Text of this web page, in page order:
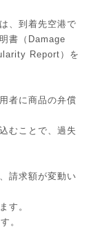
、到着先空港で
書（Damage
Report）を
者に商品の弁償
むことで、過失
請求額が変動い
す。
。